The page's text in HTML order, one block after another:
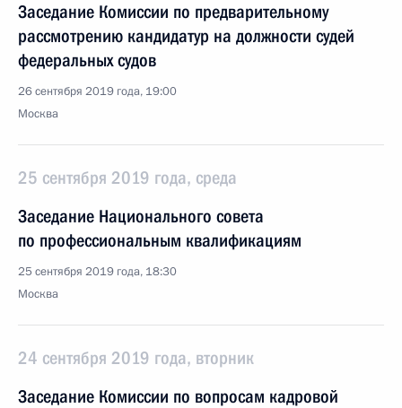
Заседание Комиссии по предварительному
рассмотрению кандидатур на должности судей
федеральных судов
26 сентября 2019 года, 19:00
Москва
25 сентября 2019 года, среда
Заседание Национального совета
по профессиональным квалификациям
25 сентября 2019 года, 18:30
Москва
24 сентября 2019 года, вторник
Заседание Комиссии по вопросам кадровой